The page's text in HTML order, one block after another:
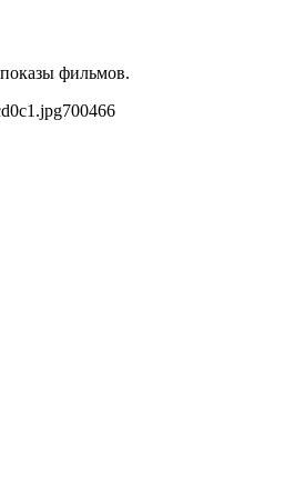
фильмов.
700466